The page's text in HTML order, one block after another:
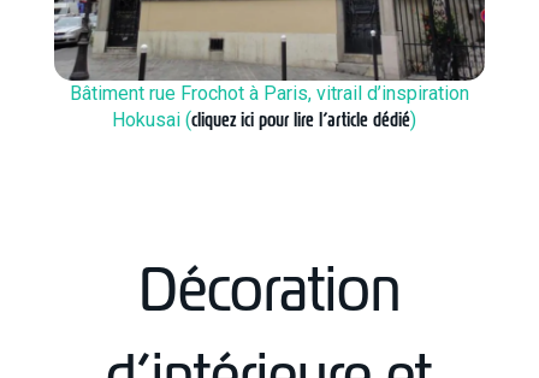
Bâtiment rue Frochot à Paris, vitrail d’inspiration
Hokusai (cliquez ici pour lire l’article dédié)
Décoration